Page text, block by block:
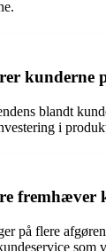
kunderne
blandt
i
fremhæver
på flere
som